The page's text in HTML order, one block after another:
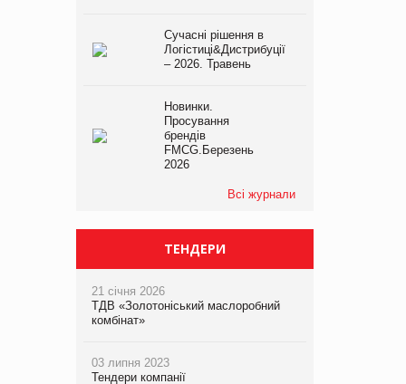
Сучасні рішення в
Логістиці&Дистрибуції
– 2026. Травень
Новинки.
Просування
брендів
FMCG.Березень
2026
Всі журнали
ТЕНДЕРИ
21 січня 2026
ТДВ «Золотоніський маслоробний
комбінат»
03 липня 2023
Тендери компанії